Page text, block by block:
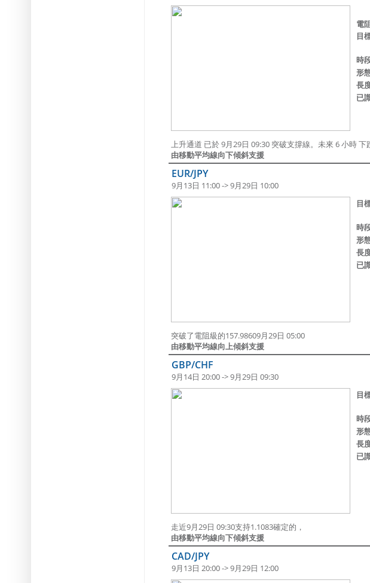
電
目
時
形
長
已
上升通道 已於 9月29日 09:30 突破支撐線。未來 6 小時 下
由移動平均線向下傾斜支援
EUR/JPY
9月13日 11:00 -> 9月29日 10:00
目
時
形
長
已
突破了電阻級的157.98609月29日 05:00
由移動平均線向上傾斜支援
GBP/CHF
9月14日 20:00 -> 9月29日 09:30
目
時
形
長
已
走近9月29日 09:30支持1.1083確定的，
由移動平均線向下傾斜支援
CAD/JPY
9月13日 20:00 -> 9月29日 12:00